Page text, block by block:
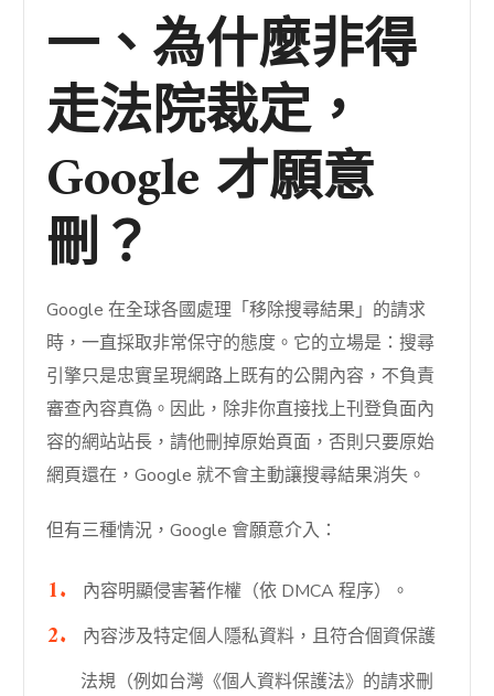
一、為什麼非得
走法院裁定，
Google 才願意
刪？
Google 在全球各國處理「移除搜尋結果」的請求
時，一直採取非常保守的態度。它的立場是：搜尋
引擎只是忠實呈現網路上既有的公開內容，不負責
審查內容真偽。因此，除非你直接找上刊登負面內
容的網站站長，請他刪掉原始頁面，否則只要原始
網頁還在，Google 就不會主動讓搜尋結果消失。
但有三種情況，Google 會願意介入：
內容明顯侵害著作權（依 DMCA 程序）。
內容涉及特定個人隱私資料，且符合個資保護
法規（例如台灣《個人資料保護法》的請求刪